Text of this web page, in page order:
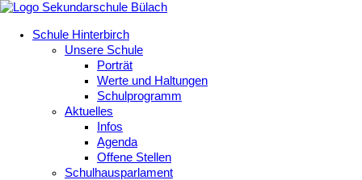
Schule Hinterbirch
Unsere Schule
Porträt
Werte und Haltungen
Schulprogramm
Aktuelles
Infos
Agenda
Offene Stellen
Schulhausparlament